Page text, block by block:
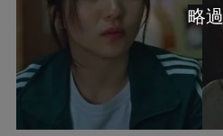
略過